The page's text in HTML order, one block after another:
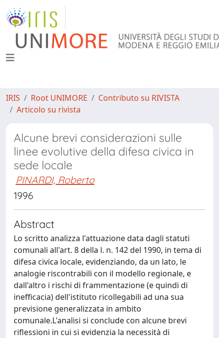
IRIS Root UNIMORE
Contributo su RIVISTA
Articolo su rivista
Alcune brevi considerazioni sulle
linee evolutive della difesa civica in
sede locale
PINARDI, Roberto
1996
Abstract
Lo scritto analizza l'attuazione data dagli statuti
comunali all'art. 8 della l. n. 142 del 1990, in tema di
difesa civica locale, evidenziando, da un lato, le
analogie riscontrabili con il modello regionale, e
dall'altro i rischi di frammentazione (e quindi di
inefficacia) dell'istituto ricollegabili ad una sua
previsione generalizzata in ambito
comunale.L'analisi si conclude con alcune brevi
riflessioni in cui si evidenzia la necessità di